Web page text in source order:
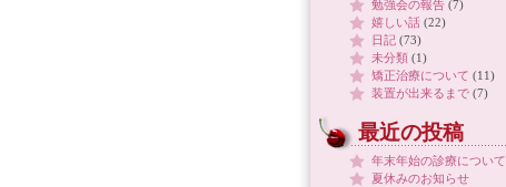
勉強会の報告 (7)
嬉しい話 (22)
日記 (73)
未分類 (1)
矯正治療について (11)
装置が出来るまで (7)
最近の投稿
年末年始の診療について
夏休みのお知らせ